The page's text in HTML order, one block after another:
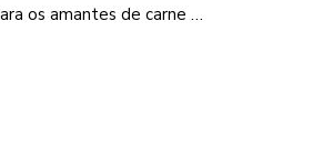
os amantes de carne …